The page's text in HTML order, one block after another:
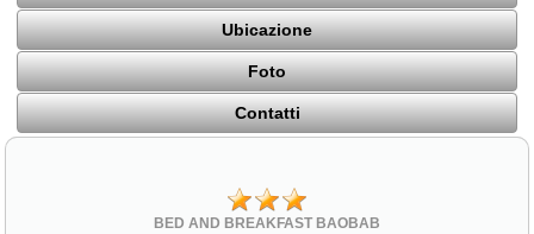
Ubicazione
Foto
Contatti
BED AND BREAKFAST BAOBAB